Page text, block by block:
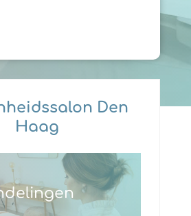
Den
Haag